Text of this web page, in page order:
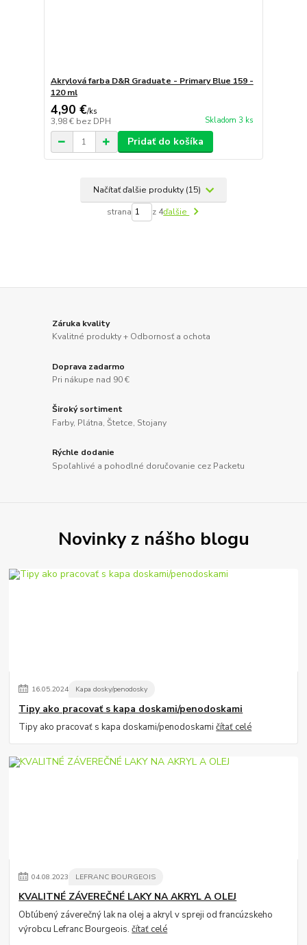
Akrylová farba D&R Graduate - Primary Blue 159 -
120 ml
4,90 €/ks
3,98 € bez DPH Skladom 3 ks
Pridať do košíka
Načítať ďalšie produkty (15)
strana z 4ďalšie
Záruka kvality
Kvalitné produkty + Odbornosť a ochota
Doprava zadarmo
Pri nákupe nad 90 €
Široký sortiment
Farby, Plátna, Štetce, Stojany
Rýchle dodanie
Spoľahlivé a pohodlné doručovanie cez Packetu
Novinky z nášho blogu
16.05.2024 Kapa dosky/penodosky
Tipy ako pracovať s kapa doskami/penodoskami
Tipy ako pracovať s kapa doskami/penodoskamičítať celé
04.08.2023 LEFRANC BOURGEOIS
KVALITNÉ ZÁVEREČNÉ LAKY NA AKRYL A OLEJ
Obľúbený záverečný lak na olej a akryl v spreji od francúzskeho
výrobcu Lefranc Bourgeois.čítať celé